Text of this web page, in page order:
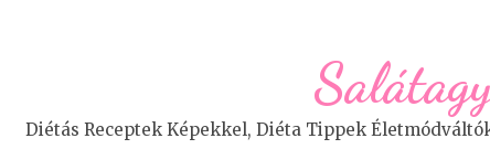
Diétás Receptek Képekkel, Diéta Tippek